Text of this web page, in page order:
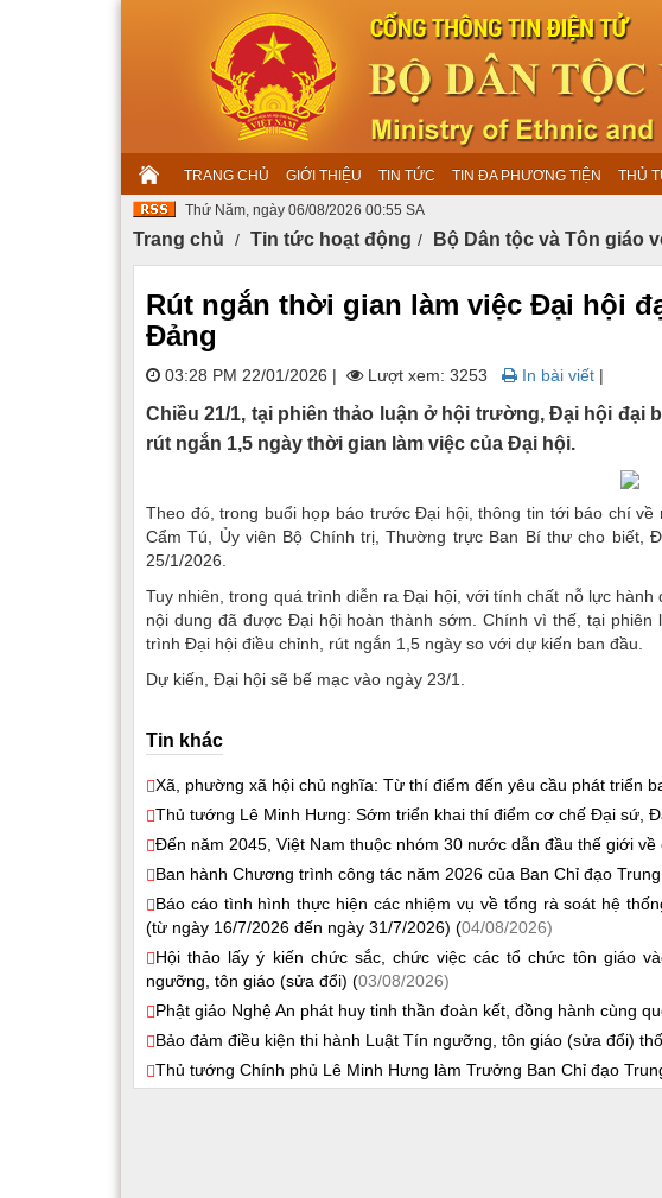
TRANG CHỦ GIỚI THIỆU TIN TỨC TIN ĐA PHƯƠNG TIỆN THỦ
Thứ Năm, ngày 06/08/2026 00:55 SA
Trang chủ Tin tức hoạt động Bộ Dân tộc và Tôn giáo
Rút ngắn thời gian làm việc Đại hội
Đảng
03:28 PM 22/01/2026 | Lượt xem: 3253 In bài viết |
Chiều 21/1, tại phiên thảo luận ở hội trường, Đại hội đại
rút ngắn 1,5 ngày thời gian làm việc của Đại hội.
Theo đó, trong buổi họp báo trước Đại hội, thông tin tới báo chí
Cẩm Tú, Ủy viên Bộ Chính trị, Thường trực Ban Bí thư cho biết,
25/1/2026.
Tuy nhiên, trong quá trình diễn ra Đại hội, với tính chất nỗ lực
nội dung đã được Đại hội hoàn thành sớm. Chính vì thế, tại
trình Đại hội điều chỉnh, rút ngắn 1,5 ngày so với dự kiến ban đầu.
Dự kiến, Đại hội sẽ bế mạc vào ngày 23/1.
Tin khác
Xã, phường xã hội chủ nghĩa: Từ thí điểm đến yêu cầu phát triển
Thủ tướng Lê Minh Hưng: Sớm triển khai thí điểm cơ chế Đại sứ,
Đến năm 2045, Việt Nam thuộc nhóm 30 nước dẫn đầu thế giới
Ban hành Chương trình công tác năm 2026 của Ban Chỉ đạo
Báo cáo tình hình thực hiện các nhiệm vụ về tổng rà soát hệ
(từ ngày 16/7/2026 đến ngày 31/7/2026) (04/08/2026)
Hội thảo lấy ý kiến chức sắc, chức việc các tổ chức tôn giáo
ngưỡng, tôn giáo (sửa đổi) (03/08/2026)
Phật giáo Nghệ An phát huy tinh thần đoàn kết, đồng hành cùng
Bảo đảm điều kiện thi hành Luật Tín ngưỡng, tôn giáo (sửa đổi)
Thủ tướng Chính phủ Lê Minh Hưng làm Trưởng Ban Chỉ đạo